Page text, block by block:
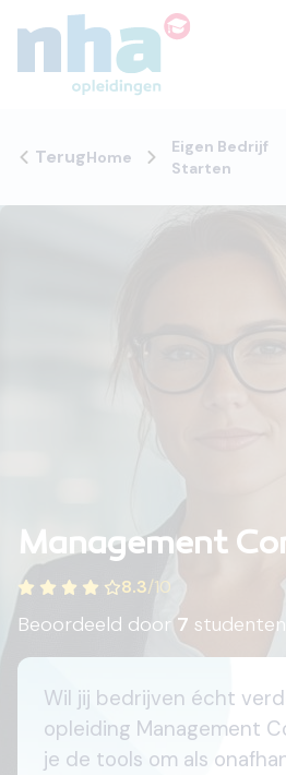
TerugHome
Eigen Bedrijf
Starten
Management
8.3/10
Beoordeeld door 7 studenten
Wil jij bedrijven écht
opleiding Management
je de tools om als